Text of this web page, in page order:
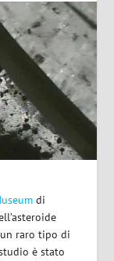
di
raro tipo di
è stato